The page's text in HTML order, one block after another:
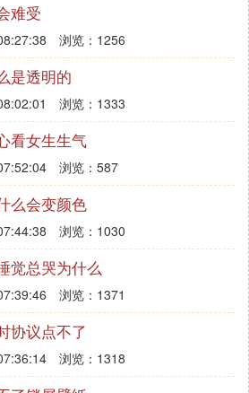
难受
浏览：1256
是透明的
浏览：1333
看女生生气
浏览：587
么会变颜色
浏览：1030
觉总哭为什么
浏览：1371
协议点不了
浏览：1318